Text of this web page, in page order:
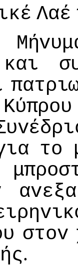
Λαέ
και
Κύπρoυ
τo
στov
.